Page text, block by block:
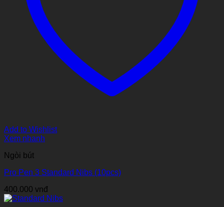
Add to Wishlist
Xem nhanh
Ngòi bút
Pro Pen 3 Standard Nibs (10pcs)
400.000 vnđ